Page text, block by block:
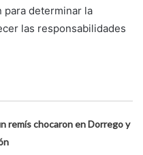
para determinar la
las responsabilidades
remís chocaron en Dorrego y